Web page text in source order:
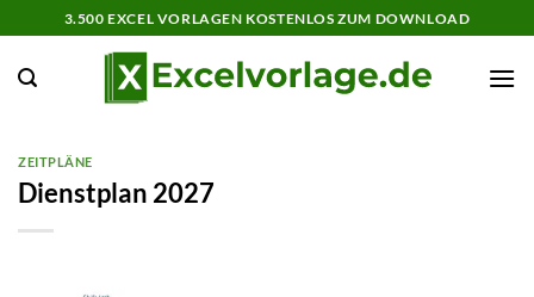
Inhalt
springen
3.500 EXCEL VORLAGEN KOSTENLOS ZUM DOWNLOAD
ZEITPLÄNE
Dienstplan 2027